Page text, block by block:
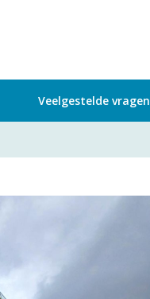
Veelgestelde vragen